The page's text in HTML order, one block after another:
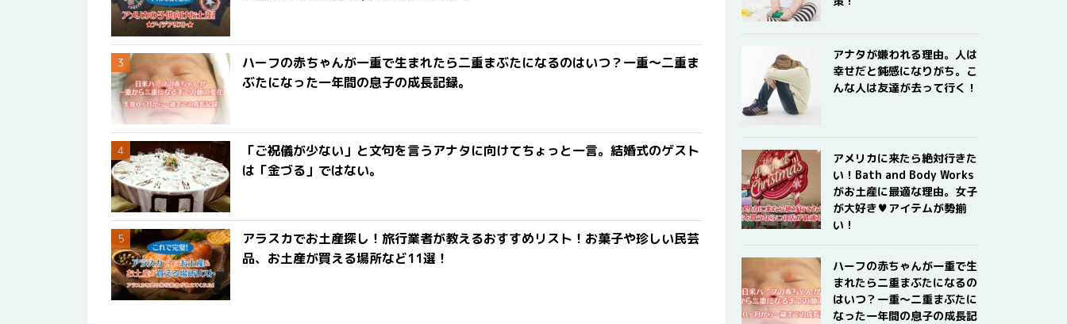
ハーフの赤ちゃんが一重で生まれたら二重まぶたになるのはいつ？一重〜二重ま
ぶたになった一年間の息子の成長記録。
「ご祝儀が少ない」と文句を言うアナタに向けてちょっと一言。結婚式のゲスト
は「金づる」ではない。
アラスカでお土産探し！旅行業者が教えるおすすめリスト！お菓子や珍しい民芸
品、お土産が買える場所など11選！
アナタが嫌われる理由。人は
幸せだと鈍感になりがち。こ
んな人は友達が去って行く！
アメリカに来たら絶対行きた
い！Bath and Body Works
がお土産に最適な理由。女子
が大好き♥アイテムが勢揃
い！
ハーフの赤ちゃんが一重で生
まれたら二重まぶたになるの
はいつ？一重〜二重まぶたに
なった一年間の息子の成長記